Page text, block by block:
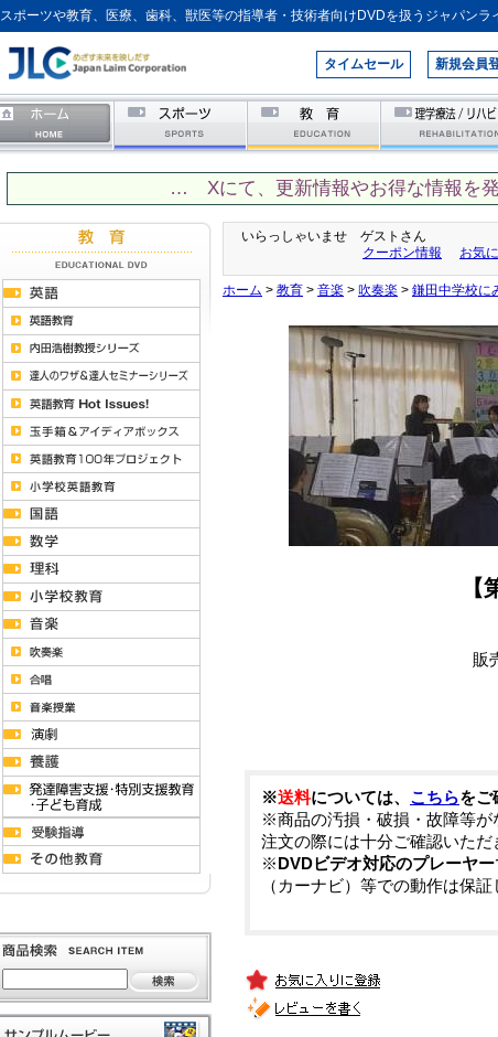
スポーツや教育、医療、歯科、獣医等の指導者・技術者向けDVDを扱うジャパンラ
タイムセール 新規会員
… Xにて、更新情報やお得な情報を
いらっしゃいませ ゲストさん
クーポン情報
お気
ホーム > 教育 > 音楽 > 吹奏楽 > 鎌田中学校に
販
※送料については、 こちらをご
※商品の汚損・破損・故障等が
注文の際には十分ご確認いただ
※DVDビデオ対応のプレーヤー
（カーナビ）等での動作は保証